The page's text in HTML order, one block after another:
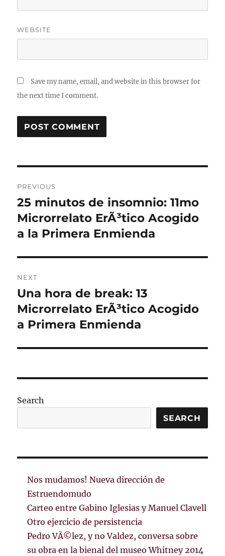
WEBSITE
Save my name, email, and website in this browser for
the next time I comment.
navigation
PREVIOUS
Previous
post:
25 minutos de insomnio: 11mo
Microrrelato ErÃ³tico Acogido
a la Primera Enmienda
NEXT
Next
post:
Una hora de break: 13
Microrrelato ErÃ³tico Acogido
a Primera Enmienda
Search
SEARCH
Nos mudamos! Nueva dirección de
Estruendomudo
Carteo entre Gabino Iglesias y Manuel Clavell
Otro ejercicio de persistencia
Pedro VÃ©lez, y no Valdez, conversa sobre
su obra en la bienal del museo Whitney 2014